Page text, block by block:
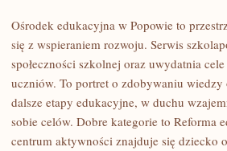
PEDAGOGIKA
Ośrodek edukacyjna w Popowie to
się z wspieraniem rozwoju. Serwis
społeczności szkolnej oraz uwydatnia
uczniów. To portret o zdobywaniu wiedzy
dalsze etapy edukacyjne, w duchu
sobie celów. Dobre kategorie to Reforma
centrum aktywności znajduje się dziecko